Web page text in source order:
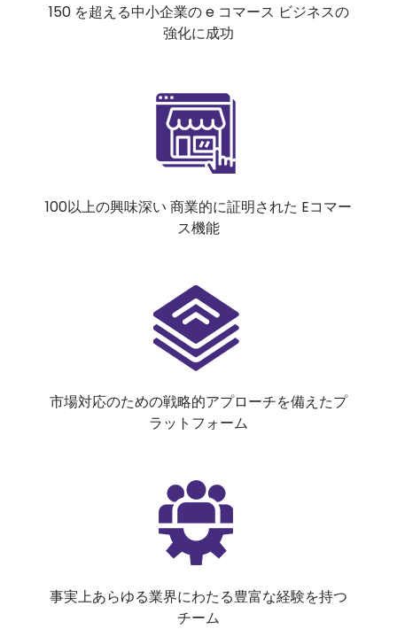
150 を超える中小企業の e コマース ビジネスの
強化に成功
100以上の興味深い 商業的に証明された Eコマー
ス機能
市場対応のための戦略的アプローチを備えたプ
ラットフォーム
事実上あらゆる業界にわたる豊富な経験を持つ
チーム